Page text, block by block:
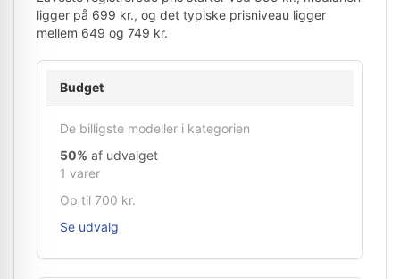
ligger på 699 kr., og det typiske prisniveau ligger
mellem 649 og 749 kr.
Budget
De billigste modeller i kategorien
50% af udvalget
1 varer
Op til 700 kr.
Se udvalg